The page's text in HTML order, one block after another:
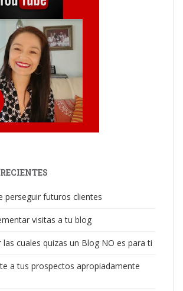
perseguir futuros clientes
visitas a tu blog
las cuales quizas un Blog NO es para ti
a tus prospectos apropiadamente